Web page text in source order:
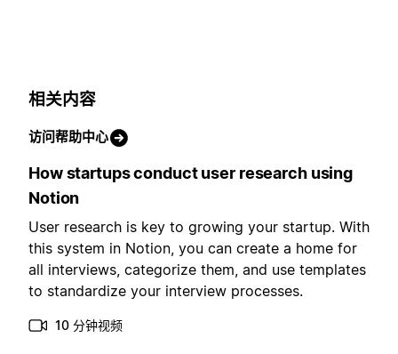
相关内容
访问帮助中心
How startups conduct user research using
Notion
User research is key to growing your startup. With
this system in Notion, you can create a home for
all interviews, categorize them, and use templates
to standardize your interview processes.
10 分钟视频